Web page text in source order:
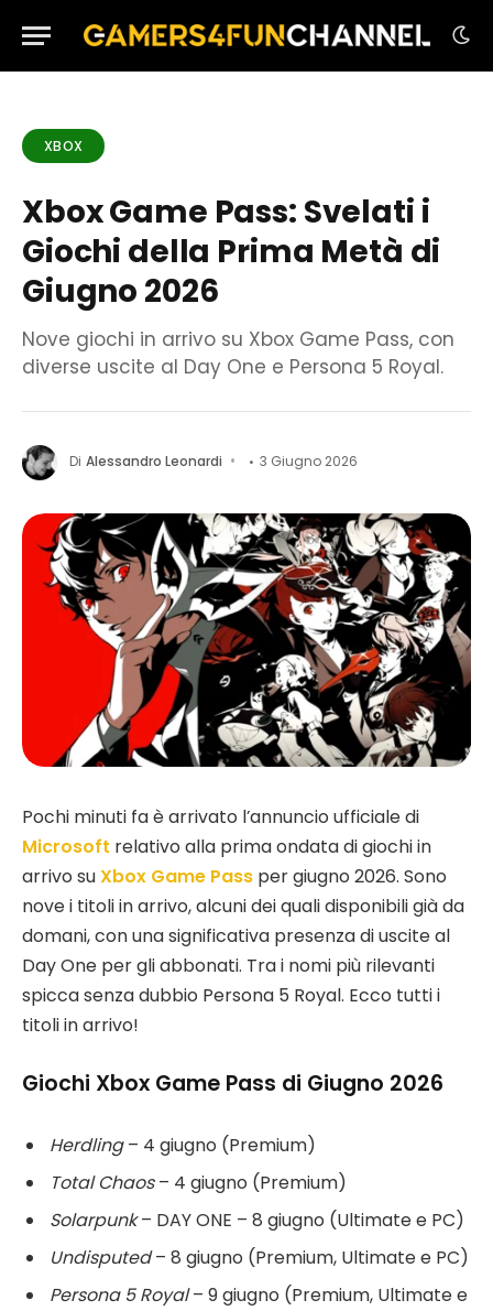
XBOX
Xbox Game Pass: Svelati i
Giochi della Prima Metà di
Giugno 2026
Nove giochi in arrivo su Xbox Game Pass, con
diverse uscite al Day One e Persona 5 Royal.
Di Alessandro Leonardi 3 Giugno 2026
Pochi minuti fa è arrivato l’annuncio ufficiale di
Microsoft relativo alla prima ondata di giochi in
arrivo suXbox Game Pass per giugno 2026. Sono
nove i titoli in arrivo, alcuni dei quali disponibili già da
domani, con una significativa presenza di uscite al
Day One per gli abbonati. Tra i nomi più rilevanti
spicca senza dubbio Persona 5 Royal. Ecco tutti i
titoli in arrivo!
Giochi Xbox Game Pass di Giugno 2026
Herdling– 4 giugno (Premium)
Total Chaos– 4 giugno (Premium)
Solarpunk– DAY ONE – 8 giugno (Ultimate e PC)
Undisputed– 8 giugno (Premium, Ultimate e PC)
Persona 5 Royal– 9 giugno (Premium, Ultimate e